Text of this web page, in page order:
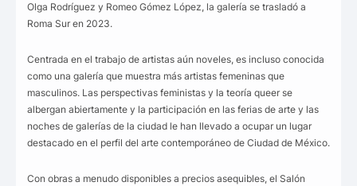
Olga Rodríguez y Romeo Gómez López, la galería se trasladó a
Roma Sur en 2023.
Centrada en el trabajo de artistas aún noveles, es incluso conocida
como una galería que muestra más artistas femeninas que
masculinos. Las perspectivas feministas y la teoría queer se
albergan abiertamente y la participación en las ferias de arte y las
noches de galerías de la ciudad le han llevado a ocupar un lugar
destacado en el perfil del arte contemporáneo de Ciudad de México.
Con obras a menudo disponibles a precios asequibles, el Salón